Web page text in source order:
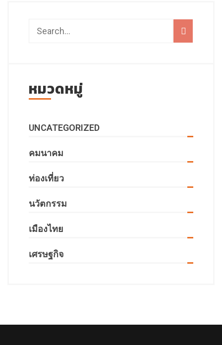
หมวดหมู่
UNCATEGORIZED
คมนาคม
ท่องเที่ยว
นวัตกรรม
เมืองไทย
เศรษฐกิจ